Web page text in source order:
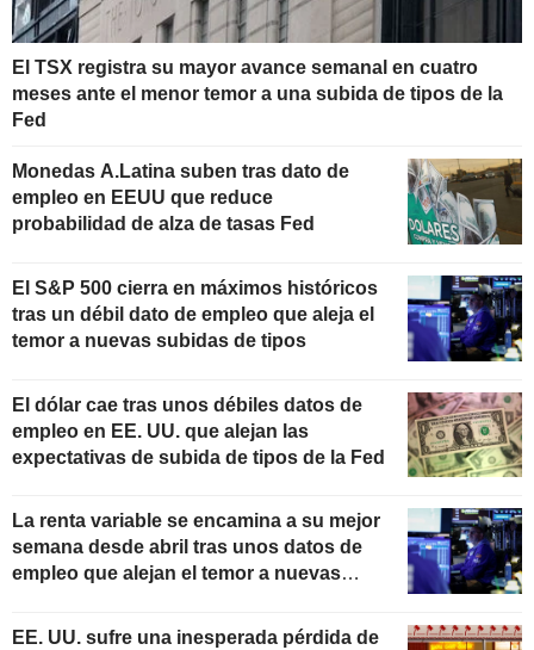
El TSX registra su mayor avance semanal en cuatro
meses ante el menor temor a una subida de tipos de la
Fed
Monedas A.Latina suben tras dato de
empleo en EEUU que reduce
probabilidad de alza de tasas Fed
El S&P 500 cierra en máximos históricos
tras un débil dato de empleo que aleja el
temor a nuevas subidas de tipos
El dólar cae tras unos débiles datos de
empleo en EE. UU. que alejan las
expectativas de subida de tipos de la Fed
La renta variable se encamina a su mejor
semana desde abril tras unos datos de
empleo que alejan el temor a nuevas
EE. UU. sufre una inesperada pérdida de